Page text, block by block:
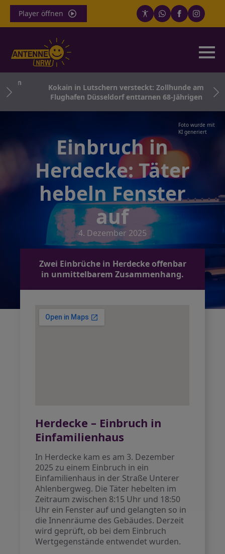
Player öffnen
Kokain in Lutschern versteckt: Zollhunde am
Flughafen Düsseldorf enttarnen 68-Jährigen
Foto wurde mit
KI generiert
Einbruch in
Herdecke: Täter
hebeln Fenster
auf
4. Dezember 2025
Zwei Einbrüche in Herdecke offenbar
in unmittelbarem Zusammenhang.
Herdecke – Einbruch in
Einfamilienhaus
In Herdecke kam es am 3. Dezember
2025 zu einem Einbruch in ein
Einfamilienhaus in der Straße Unterer
Ahlenbergweg. Die Täter hebelten im
Zeitraum zwischen 8:15 Uhr und 18:50
Uhr ein Fenster auf und gelangten so in
die Innenräume des Gebäudes. Derzeit
wird geprüft, ob bei dem Einbruch
Wertgegenstände entwendet wurden.